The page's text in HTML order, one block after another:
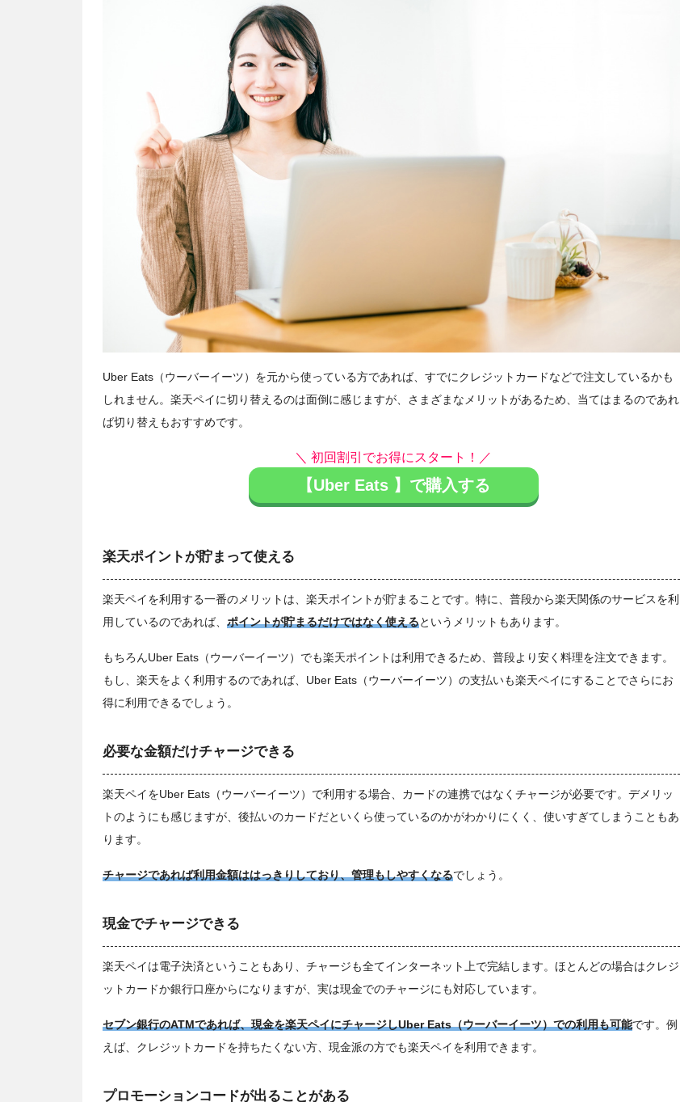
Uber Eats（ウーバーイーツ）を元から使っている方であれば、すでにクレジットカードなどで注文しているかも
しれません。楽天ペイに切り替えるのは面倒に感じますが、さまざまなメリットがあるため、当てはまるのであれ
ば切り替えもおすすめです。
＼ 初回割引でお得にスタート！／
【Uber Eats 】で購入する
楽天ポイントが貯まって使える
楽天ペイを利用する一番のメリットは、楽天ポイントが貯まることです。特に、普段から楽天関係のサービスを利
用しているのであれば、 ポイントが貯まるだけではなく使えるというメリットもあります。
もちろんUber Eats（ウーバーイーツ）でも楽天ポイントは利用できるため、普段より安く料理を注文できます。
もし、楽天をよく利用するのであれば、Uber Eats（ウーバーイーツ）の支払いも楽天ペイにすることでさらにお
得に利用できるでしょう。
必要な金額だけチャージできる
楽天ペイをUber Eats（ウーバーイーツ）で利用する場合、カードの連携ではなくチャージが必要です。デメリッ
トのようにも感じますが、後払いのカードだといくら使っているのかがわかりにくく、使いすぎてしまうこともあ
ります。
チャージであれば利用金額ははっきりしており、管理もしやすくなるでしょう。
現金でチャージできる
楽天ペイは電子決済ということもあり、チャージも全てインターネット上で完結します。ほとんどの場合はクレジ
ットカードか銀行口座からになりますが、実は現金でのチャージにも対応しています。
セブン銀行のATMであれば、現金を楽天ペイにチャージしUber Eats（ウーバーイーツ）での利用も可能です。例
えば、クレジットカードを持ちたくない方、現金派の方でも楽天ペイを利用できます。
プロモーションコードが出ることがある